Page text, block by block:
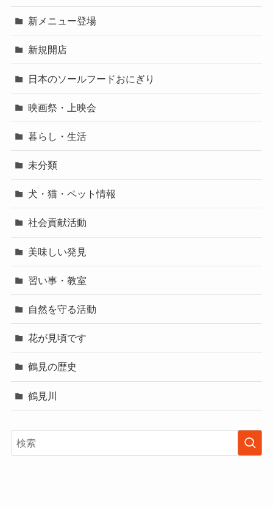
新メニュー登場
新規開店
日本のソールフードおにぎり
映画祭・上映会
暮らし・生活
未分類
犬・猫・ペット情報
社会貢献活動
美味しい発見
習い事・教室
自然を守る活動
花が見頃です
鶴見の歴史
鶴見川